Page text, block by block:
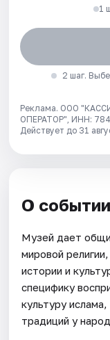
1
2 шаг.
Реклама. ООО
ОПЕРАТОР", ИНН:
Действует до 31
О событии
Музей дает
мировой
истории и
специфику
культуру
традиций у